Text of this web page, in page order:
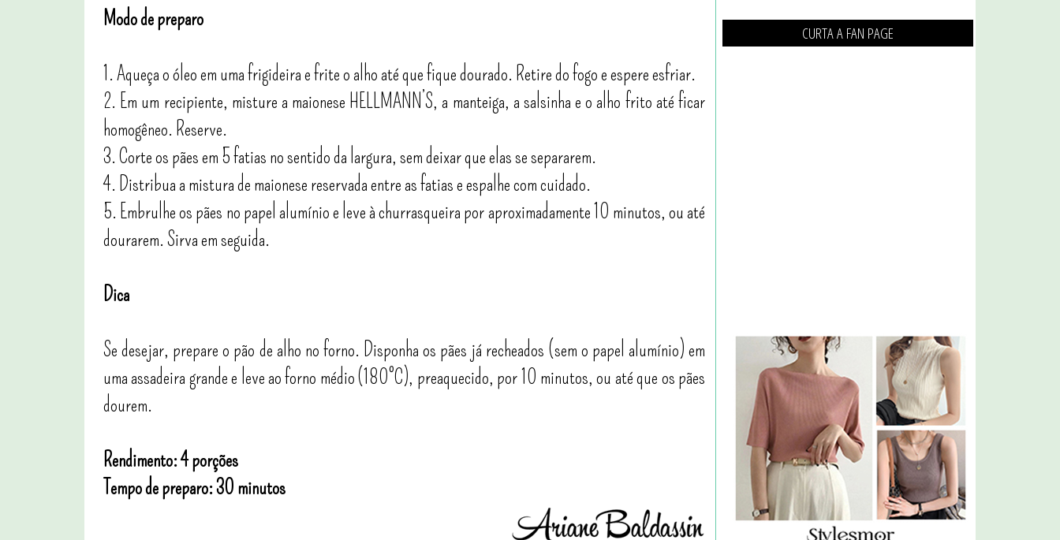
Modo de preparo
1. Aqueça o óleo em uma frigideira e frite o alho até que fique dourado. Retire do fogo e espere esfriar.
2. Em um recipiente, misture a maionese HELLMANN’S, a manteiga, a salsinha e o alho frito até ficar
homogêneo. Reserve.
3. Corte os pães em 5 fatias no sentido da largura, sem deixar que elas se separarem.
4. Distribua a mistura de maionese reservada entre as fatias e espalhe com cuidado.
5. Embrulhe os pães no papel alumínio e leve à churrasqueira por aproximadamente 10 minutos, ou até
dourarem. Sirva em seguida.
Dica
Se desejar, prepare o pão de alho no forno. Disponha os pães já recheados (sem o papel alumínio) em
uma assadeira grande e leve ao forno médio (180°C), preaquecido, por 10 minutos, ou até que os pães
dourem.
Rendimento: 4 porções
Tempo de preparo: 30 minutos
CURTA A FAN PAGE